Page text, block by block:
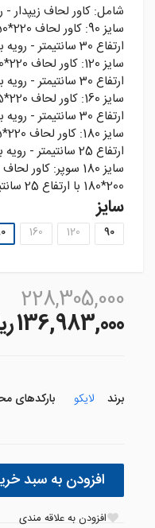
شامل: کاور لحاف زیپدار
ارتفاع 30 سانتيمتر - رويه بالش 75*50 (2 عدد)
ارتفاع 30 سانتيمتر - رويه بالش 75*50 (2 عدد)
ارتفاع 30 سانتيمتر - رويه بالش 75*50 (4 عدد)
ارتفاع 25 سانتيمتر - رويه بالش 75*50 (4 عدد)
200*180 با ارتفاع 25 سانتيمتر - رويه بالش 75*50 (4 عدد)
سایز
90
120
160
228,305,000
136,983,000 ريال
برند لایکو بارکدهای
افزودن به سبد
افزودن به علاقه مندی